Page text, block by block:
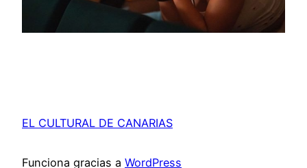
EL CULTURAL DE CANARIAS
Funciona gracias a WordPress